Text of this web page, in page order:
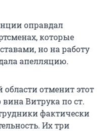
оправдал
которые
но на работу
апелляцию.
отменит этот
Витрука по ст.
фактически
Их три